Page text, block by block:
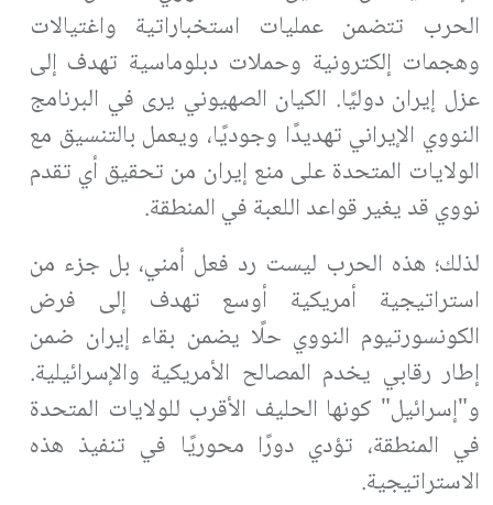
الحرب تتضمن عمليات استخباراتية واغتيالات
وهجمات إلكترونية وحملات دبلوماسية تهدف إلى
عزل إيران دوليًا. الكيان الصهيوني يرى في البرنامج
النووي الإيراني تهديدًا وجوديًا، ويعمل بالتنسيق مع
الولايات المتحدة على منع إيران من تحقيق أي تقدم
نووي قد يغير قواعد اللعبة في المنطقة.
لذلك؛ هذه الحرب ليست رد فعل أمني، بل جزء من
استراتيجية أمريكية أوسع تهدف إلى فرض
الكونسورتيوم النووي حلًا يضمن بقاء إيران ضمن
إطار رقابي يخدم المصالح الأمريكية والإسرائيلية.
و"إسرائيل" كونها الحليف الأقرب للولايات المتحدة
في المنطقة، تؤدي دورًا محوريًا في تنفيذ هذه
الاستراتيجية.